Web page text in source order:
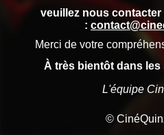
veuillez nous
:
Merci de votre
À très bientôt dans
L'équipe
©